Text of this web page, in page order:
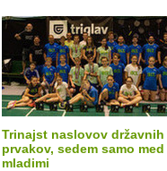
Trinajst naslovov državnih
prvakov, sedem samo med
mladimi